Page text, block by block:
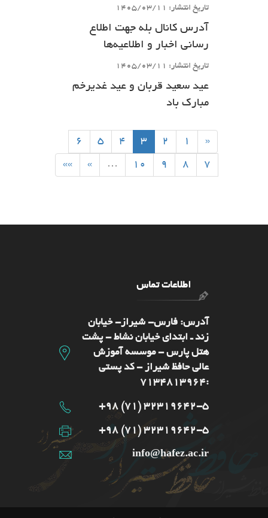
تاریخ انتشار: 1405/03/11
آدرس کانال بله جهت اطلاع
رسانی اخبار و اطلاعیه‌ها
تاریخ انتشار: 1405/03/11
عید سعید قربان و عید غدیرخم
مبارک باد
«
1
2
3
4
5
6
7
8
9
10
…
»
»»
اطلاعات تماس
آدرس: فارس- شيراز- خیابان
زند ـ ابتدای خیابان نشاط - پشت
هتل پارس - موسسه آموزش
عالی حافظ شیراز - کد پستی
:7134813964
32319642-5 (71) 98+
32319642-5 (71) 98+
info@hafez.ac.ir